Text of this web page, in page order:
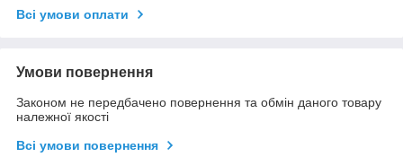
Всі умови оплати
Умови повернення
Законом не передбачено повернення та обмін даного товару
належної якості
Всі умови повернення